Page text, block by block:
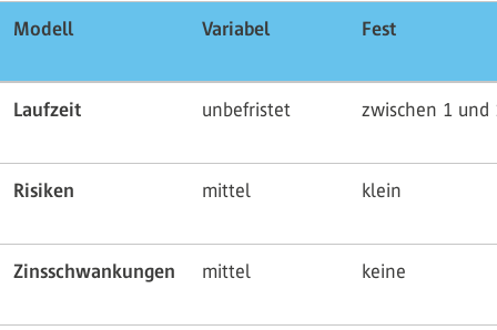
Modell Variabel Fest
Laufzeit unbefristet zwischen 1 und
Risiken mittel klein
Zinsschwankungen mittel keine